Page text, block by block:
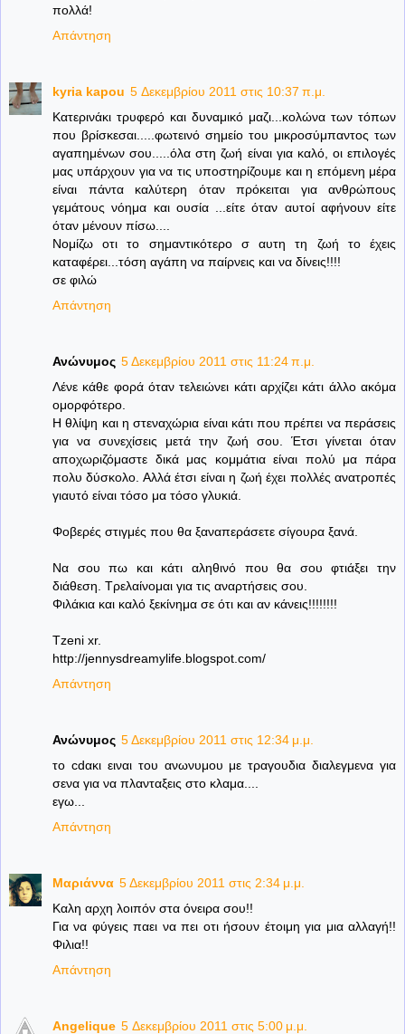
πολλά!
Απάντηση
kyria kapou 5 Δεκεμβρίου 2011 στις 10:37 π.μ.
Κατερινάκι τρυφερό και δυναμικό μαζι...κολώνα των τόπων
που βρίσκεσαι.....φωτεινό σημείο του μικροσύμπαντος των
αγαπημένων σου.....όλα στη ζωή είναι για καλό, οι επιλογές
μας υπάρχουν για να τις υποστηρίζουμε και η επόμενη μέρα
είναι πάντα καλύτερη όταν πρόκειται για ανθρώπους
γεμάτους νόημα και ουσία ...είτε όταν αυτοί αφήνουν είτε
όταν μένουν πίσω....
Νομίζω οτι το σημαντικότερο σ αυτη τη ζωή το έχεις
καταφέρει...τόση αγάπη να παίρνεις και να δίνεις!!!!
σε φιλώ
Απάντηση
Ανώνυμος 5 Δεκεμβρίου 2011 στις 11:24 π.μ.
Λένε κάθε φορά όταν τελειώνει κάτι αρχίζει κάτι άλλο ακόμα
ομορφότερο.
Η θλίψη και η στεναχώρια είναι κάτι που πρέπει να περάσεις
για να συνεχίσεις μετά την ζωή σου. Έτσι γίνεται όταν
αποχωριζόμαστε δικά μας κομμάτια είναι πολύ μα πάρα
πολυ δύσκολο. Αλλά έτσι είναι η ζωή έχει πολλές ανατροπές
γιαυτό είναι τόσο μα τόσο γλυκιά.
Φοβερές στιγμές που θα ξαναπεράσετε σίγουρα ξανά.
Να σου πω και κάτι αληθινό που θα σου φτιάξει την
διάθεση. Τρελαίνομαι για τις αναρτήσεις σου.
Φιλάκια και καλό ξεκίνημα σε ότι και αν κάνεις!!!!!!!!
Tzeni xr.
http://jennysdreamylife.blogspot.com/
Απάντηση
Ανώνυμος 5 Δεκεμβρίου 2011 στις 12:34 μ.μ.
το cdακι ειναι του ανωνυμου με τραγουδια διαλεγμενα για
σενα για να πλανταξεις στο κλαμα....
εγω...
Απάντηση
Μαριάννα 5 Δεκεμβρίου 2011 στις 2:34 μ.μ.
Καλη αρχη λοιπόν στα όνειρα σου!!
Για να φύγεις παει να πει οτι ήσουν έτοιμη για μια αλλαγή!!
Φιλια!!
Απάντηση
Angelique 5 Δεκεμβρίου 2011 στις 5:00 μ.μ.